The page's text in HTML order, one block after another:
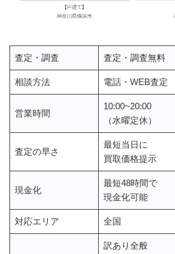
査定・調査 査定・調査無料
相談方法 電話・WEB査定
営業時間
10:00~20:00
（水曜定休）
査定の早さ
最短当日に
買取価格提示
現金化
最短48時間で
現金化可能
対応エリア 全国
訳あり全般